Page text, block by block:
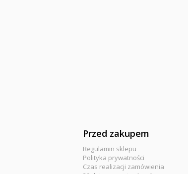
Przed zakupem
Regulamin sklepu
Polityka prywatności
Czas realizacji zamówienia